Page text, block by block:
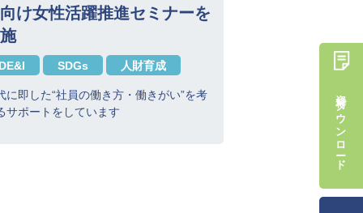
け女性活躍推進セミナーを
DE&I SDGs 人財育成
に即した“社員の働き方・働きがい”を考
サポートをしています
資料ダウンロード